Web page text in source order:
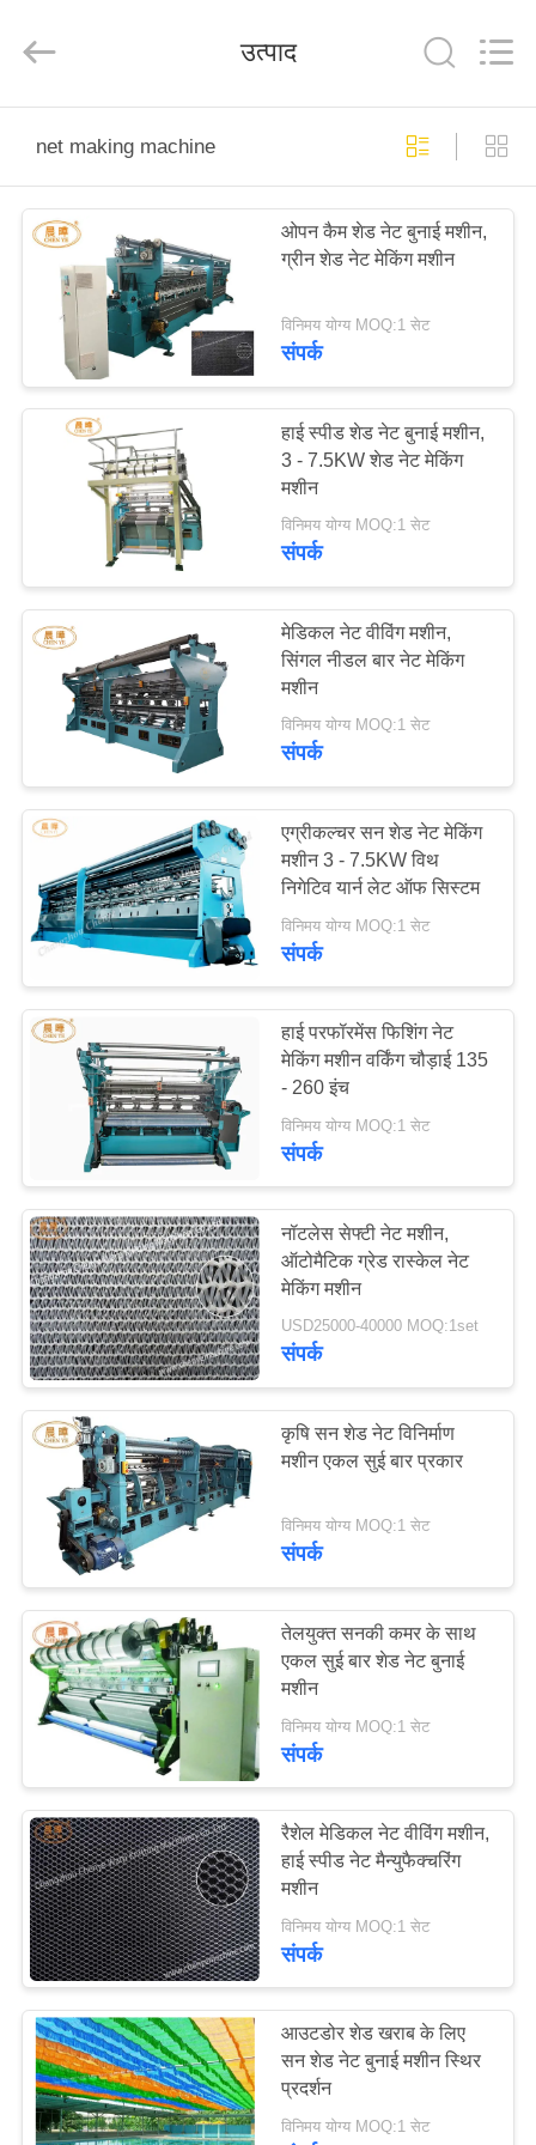
उत्पादों
कारखाना
नियंत्रण
एक
उद्धरण
विनती
करे
साइटमैप
गोपनीयता
नीति
Machinery
Messages.
Reserved.
उत्पाद
net making machine
ओपन कैम शेड नेट बुनाई मशीन,
ग्रीन शेड नेट मेकिंग मशीन
विनिमय योग्य MOQ:1 सेट
संपर्क
हाई स्पीड शेड नेट बुनाई मशीन,
3 - 7.5KW शेड नेट मेकिंग
मशीन
विनिमय योग्य MOQ:1 सेट
संपर्क
मेडिकल नेट वीविंग मशीन,
सिंगल नीडल बार नेट मेकिंग
मशीन
विनिमय योग्य MOQ:1 सेट
संपर्क
एग्रीकल्चर सन शेड नेट मेकिंग
मशीन 3 - 7.5KW विथ
निगेटिव यार्न लेट ऑफ सिस्टम
विनिमय योग्य MOQ:1 सेट
संपर्क
हाई परफॉरमेंस फिशिंग नेट
मेकिंग मशीन वर्किंग चौड़ाई 135
- 260 इंच
विनिमय योग्य MOQ:1 सेट
संपर्क
नॉटलेस सेफ्टी नेट मशीन,
ऑटोमैटिक ग्रेड रास्केल नेट
मेकिंग मशीन
USD25000-40000 MOQ:1set
संपर्क
कृषि सन शेड नेट विनिर्माण
मशीन एकल सुई बार प्रकार
विनिमय योग्य MOQ:1 सेट
संपर्क
तेलयुक्त सनकी कमर के साथ
एकल सुई बार शेड नेट बुनाई
मशीन
विनिमय योग्य MOQ:1 सेट
संपर्क
रैशेल मेडिकल नेट वीविंग मशीन,
हाई स्पीड नेट मैन्युफैक्चरिंग
मशीन
विनिमय योग्य MOQ:1 सेट
संपर्क
आउटडोर शेड खराब के लिए
सन शेड नेट बुनाई मशीन स्थिर
प्रदर्शन
विनिमय योग्य MOQ:1 सेट